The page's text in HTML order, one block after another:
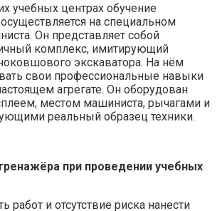
учебных центрах обучение
на специальном
Он представляет собой
комплекс, имитирующий
экскаватора. На нём
свои профессиональные навыки
агрегате. Он оборудован
местом машиниста, рычагами и
реальный образец техники.
при проведении учебных
работ и отсутствие риска нанести